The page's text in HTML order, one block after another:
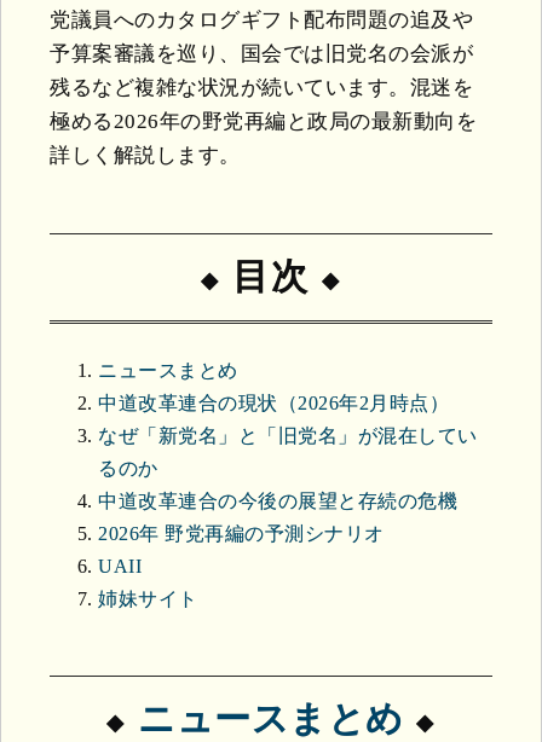
党議員へのカタログギフト配布問題の追及や
予算案審議を巡り、国会では旧党名の会派が
残るなど複雑な状況が続いています。混迷を
極める2026年の野党再編と政局の最新動向を
詳しく解説します。
目次
ニュースまとめ
中道改革連合の現状（2026年2月時点）
なぜ「新党名」と「旧党名」が混在してい
るのか
中道改革連合の今後の展望と存続の危機
2026年 野党再編の予測シナリオ
UAII
姉妹サイト
ニュースまとめ